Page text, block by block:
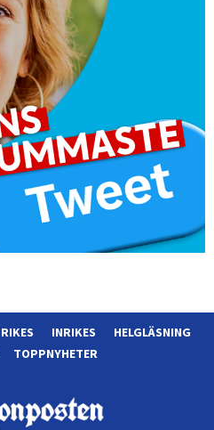
INRIKES
HELGLÄSNING
TOPPNYHETER